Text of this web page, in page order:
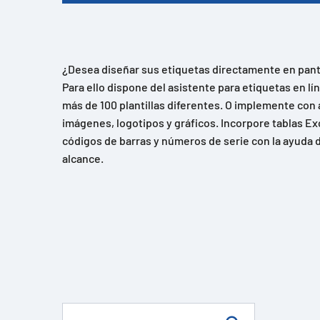
¿Desea diseñar sus etiquetas directamente en
Para ello dispone del asistente para etiquetas en
más de 100 plantillas diferentes. O implemente
imágenes, logotipos y gráficos. Incorpore tablas
códigos de barras y números de serie con la ayuda
alcance.